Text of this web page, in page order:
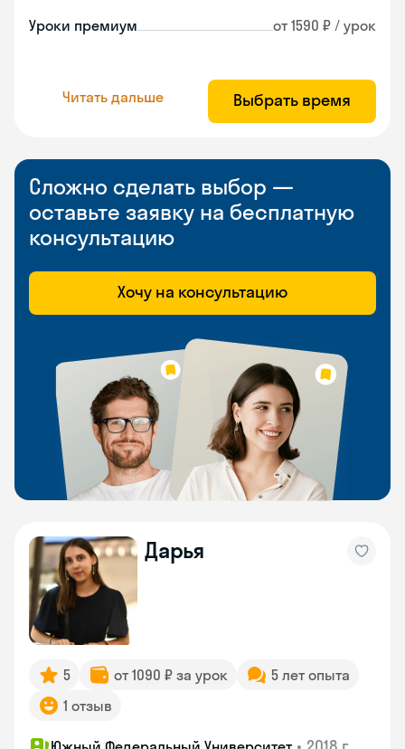
Уроки премиум от 1590 ₽ / урок
Читать дальше Выбрать время
Сложно сделать выбор —
оставьте заявку на бесплатную
консультацию
Хочу на консультацию
Дарья
5 от 1090 ₽ за урок
5 лет опыта
1 отзыв